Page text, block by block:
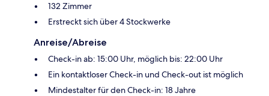
132 Zimmer
Erstreckt sich über 4 Stockwerke
Anreise/Abreise
Check-in ab: 15:00 Uhr, möglich bis: 22:00 Uhr
Ein kontaktloser Check-in und Check-out ist möglich
Mindestalter für den Check-in: 18 Jahre